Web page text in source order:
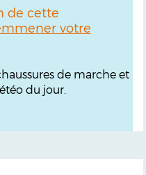
de cette
votre
de marche et
du jour.